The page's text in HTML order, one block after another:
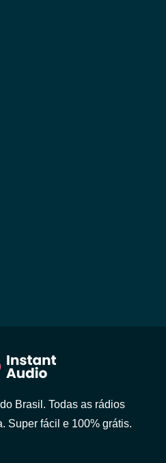
Brasil. Todas as rádios
Super fácil e 100% grátis.